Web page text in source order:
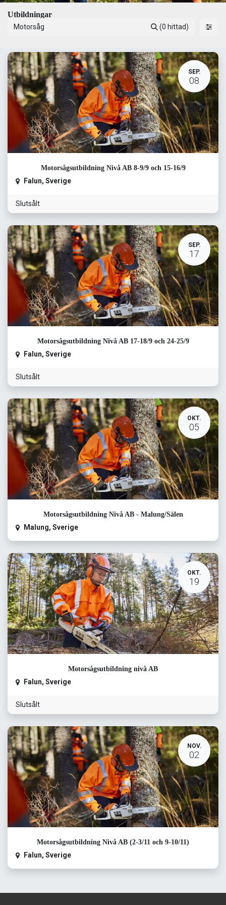
Utbildningar
(0 hittad)
SEP.
08
Motorsågsutbildning Nivå AB 8-9/9 och 15-16/9
Falun, Sverige
Slutsålt
SEP.
17
Motorsågsutbildning Nivå AB 17-18/9 och 24-25/9
Falun, Sverige
Slutsålt
OKT.
05
Motorsågsutbildning Nivå AB - Malung/Sälen
Malung, Sverige
OKT.
19
Motorsågsutbildning nivå AB
Falun, Sverige
Slutsålt
NOV.
02
Motorsågsutbildning Nivå AB (2-3/11 och 9-10/11)
Falun, Sverige